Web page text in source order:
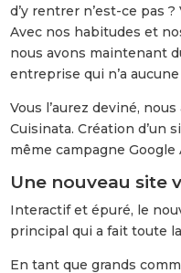
d’y rentrer n’est-ce pas
Avec nos habitudes et
nous avons maintenant
entreprise qui n’a
Vous l’aurez deviné,
Cuisinata. Création d’un
même campagne Google
Une nouveau site
Interactif et épuré, le
principal qui a fait toute
En tant que grands